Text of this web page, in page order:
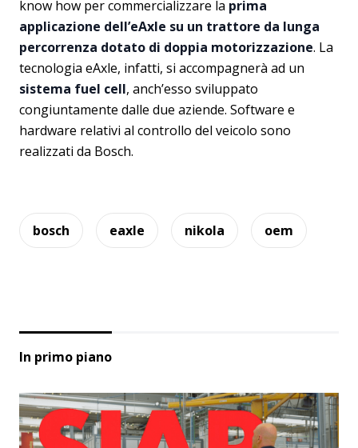
know how per commercializzare la prima
applicazione dell’eAxle su un trattore da lunga
percorrenza dotato di doppia motorizzazione. La
tecnologia eAxle, infatti, si accompagnerà ad un
sistema fuel cell, anch’esso sviluppato
congiuntamente dalle due aziende. Software e
hardware relativi al controllo del veicolo sono
realizzati da Bosch.
bosch eaxle nikola oem
In primo piano